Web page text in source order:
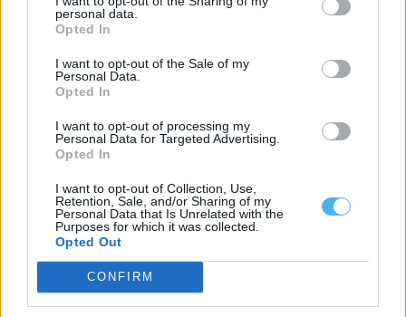
personal data.
Opted In
I want to opt-out of the Sale of my
Personal Data.
Opted In
I want to opt-out of processing my
Personal Data for Targeted Advertising.
Opted In
I want to opt-out of Collection, Use,
Retention, Sale, and/or Sharing of my
Personal Data that Is Unrelated with the
Purposes for which it was collected.
Opted Out
CONFIRM